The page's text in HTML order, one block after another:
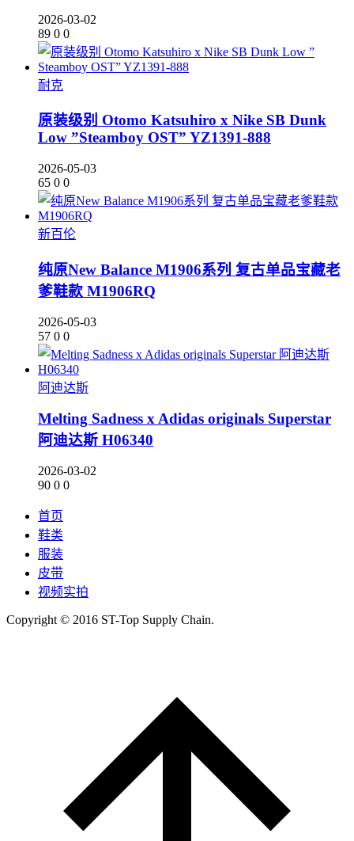
2026-03-02
89 0 0
耐克
原装级别 Otomo Katsuhiro x Nike SB Dunk
Low ”Steamboy OST” YZ1391-888
2026-05-03
65 0 0
新百伦
纯原New Balance M1906系列 复古单品宝藏老
爹鞋款 M1906RQ
2026-05-03
57 0 0
阿迪达斯
Melting Sadness x Adidas originals Superstar
阿迪达斯 H06340
2026-03-02
90 0 0
首页
鞋类
服装
皮带
视频实拍
Copyright © 2016 ST-Top Supply Chain.